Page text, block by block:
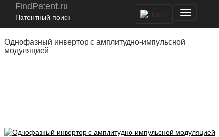
FindPatent.ru
Патентный поиск
Однофазный инвертор с амплитудно-импульсной
модуляцией